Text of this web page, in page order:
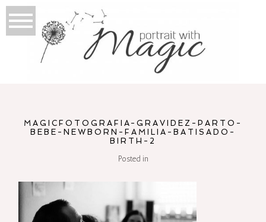
MAGICFOTOGRAFIA-GRAVIDEZ-PARTO-
BEBE-NEWBORN-FAMILIA-BATISADO-
BIRTH-2
Posted in